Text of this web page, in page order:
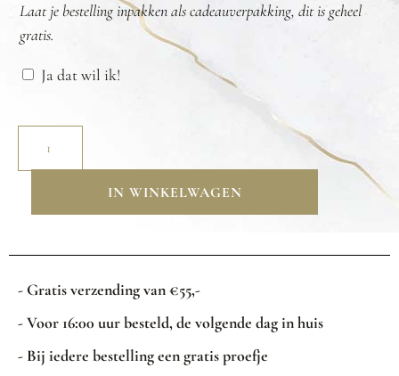
Laat je bestelling inpakken als cadeauverpakking, dit is geheel
gratis.
Ja dat wil ik!
IN WINKELWAGEN
- Gratis verzending van €55,-
- Voor 16:00 uur besteld, de volgende dag in huis
- Bij iedere bestelling een gratis proefje